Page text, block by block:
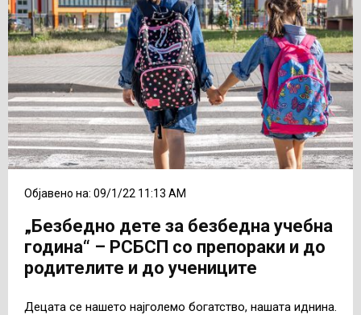
Објавено на: 09/1/22 11:13 AM
„Безбедно дете за безбедна учебна
година“ – РСБСП со препораки и до
родителите и до учениците
Децата се нашето најголемо богатство, нашата иднина.